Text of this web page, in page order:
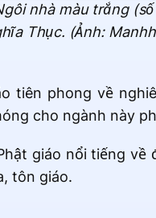
nhà màu trắng
Thục. (Ảnh:
tiên phong về
cho ngành này
giáo nổi tiếng về
tôn giáo.